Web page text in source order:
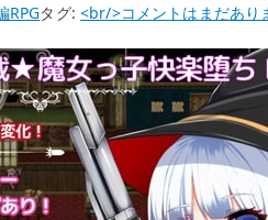
RPGタグ: <br/>[MASOP]
女
っ
子
ャ
ー
コメントはまだあり